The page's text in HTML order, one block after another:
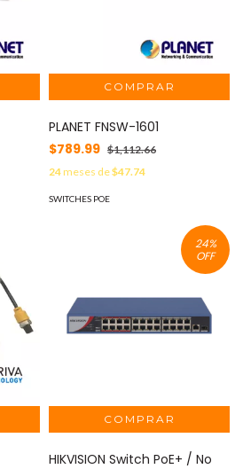
PLANET FNSW-1601
$789.99 $1,112.66
24meses de$47.74
SWITCHES POE
24%
OFF
HIKVISION Switch PoE+ / No